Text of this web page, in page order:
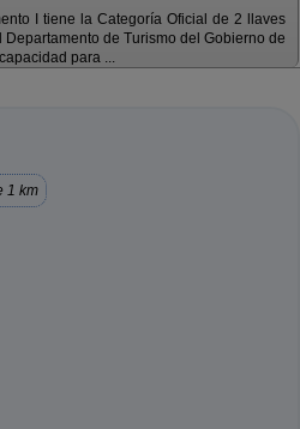
I tiene la Categoría Oficial de 2 llaves
Departamento de Turismo del Gobierno de
para ...
1 km